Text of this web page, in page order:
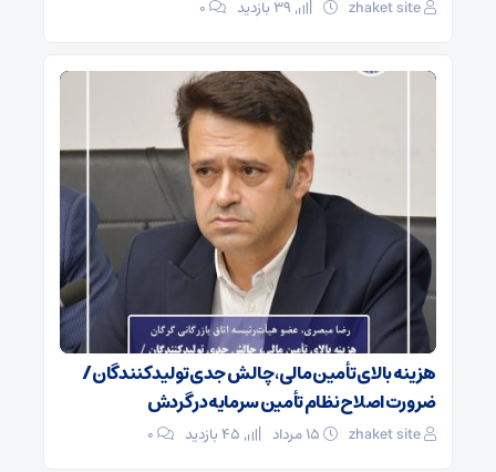
zhaket site ۰
هزینه بالای تأمین مالی، چالش جدی تولیدکنندگان /
ضرورت اصلاح نظام تأمین سرمایه در گردش
zhaket site ۰